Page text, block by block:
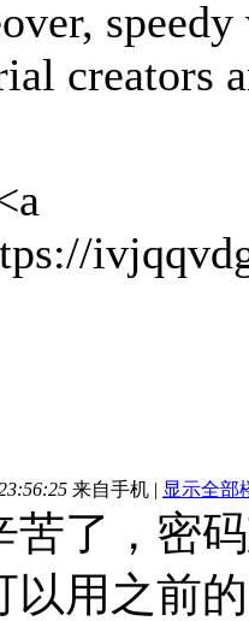
creators
来自手机 | 显示全部
苦了，密
以用之前的